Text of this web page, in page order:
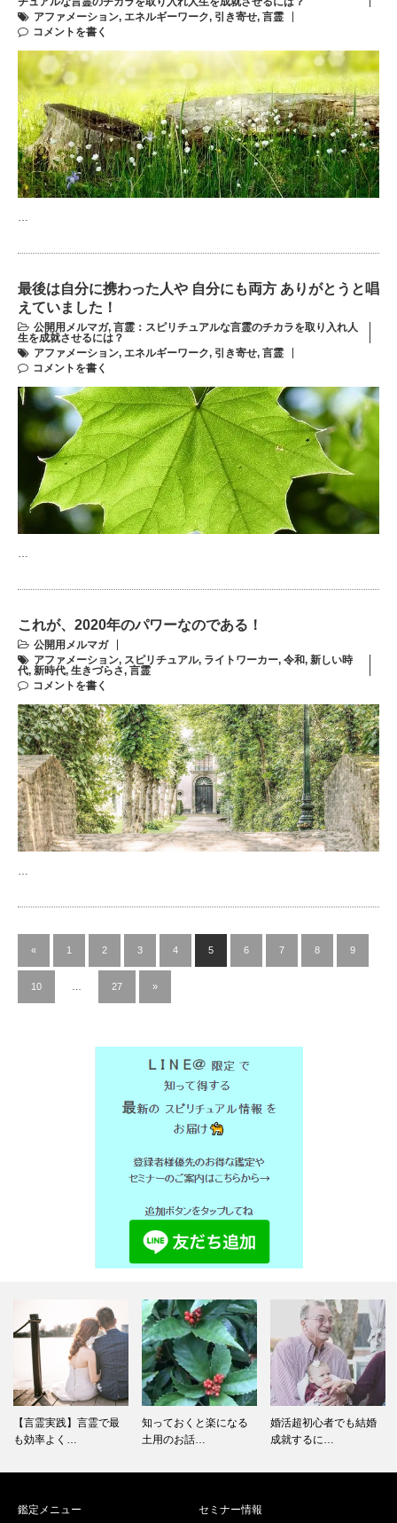
アファメーション, エネルギーワーク, 引き寄せ, 言霊
コメントを書く
…
最後は自分に携わった人や 自分にも両方 ありがとうと唱
えていました！
公開用メルマガ, 言霊：スピリチュアルな言霊のチカラを取り入れ人
生を成就させるには？
アファメーション, エネルギーワーク, 引き寄せ, 言霊
コメントを書く
…
これが、2020年のパワーなのである！
公開用メルマガ
アファメーション, スピリチュアル, ライトワーカー, 令和, 新しい時
代, 新時代, 生きづらさ, 言霊
コメントを書く
« 1 2 3 4 5 6 7 8 9
10 27 »
知っておくと楽になる
土用のお話…
婚活超初心者でも結婚
成就するに…
異性に優しくされるの
が怖い
鑑定メニュー
セミナー情報